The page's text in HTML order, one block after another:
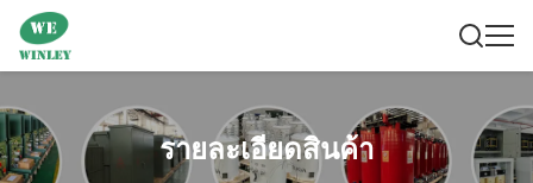
รายละเอียดสินค้า